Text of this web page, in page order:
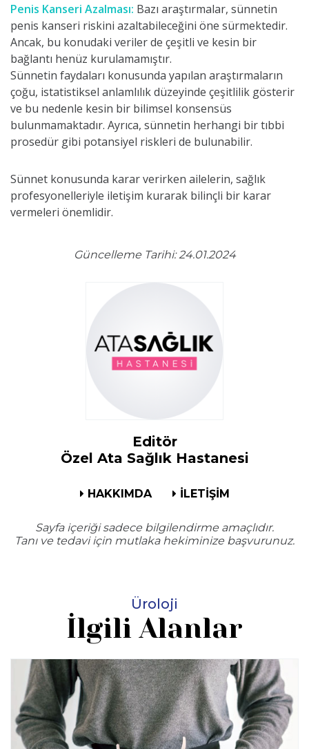
Penis Kanseri Azalması: Bazı araştırmalar, sünnetin
penis kanseri riskini azaltabileceğini öne sürmektedir.
Ancak, bu konudaki veriler de çeşitli ve kesin bir
bağlantı henüz kurulamamıştır.
Sünnetin faydaları konusunda yapılan araştırmaların
çoğu, istatistiksel anlamlılık düzeyinde çeşitlilik gösterir
ve bu nedenle kesin bir bilimsel konsensüs
bulunmamaktadır. Ayrıca, sünnetin herhangi bir tıbbi
prosedür gibi potansiyel riskleri de bulunabilir.
Sünnet konusunda karar verirken ailelerin, sağlık
profesyonelleriyle iletişim kurarak bilinçli bir karar
vermeleri önemlidir.
Güncelleme Tarihi: 24.01.2024
Editör
Özel Ata Sağlık Hastanesi
HAKKIMDA İLETİŞİM
Sayfa içeriği sadece bilgilendirme amaçlıdır.
Tanı ve tedavi için mutlaka hekiminize başvurunuz.
Üroloji
İlgili Alanlar